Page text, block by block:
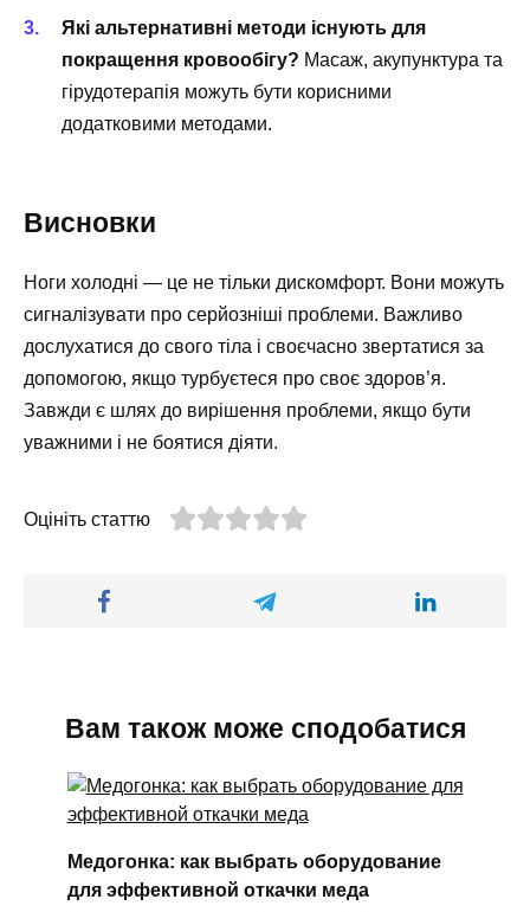
Які альтернативні методи існують для
покращення кровообігу? Масаж, акупунктура та
гірудотерапія можуть бути корисними
додатковими методами.
Висновки
Ноги холодні — це не тільки дискомфорт. Вони можуть
сигналізувати про серйозніші проблеми. Важливо
дослухатися до свого тіла і своєчасно звертатися за
допомогою, якщо турбуєтеся про своє здоров’я.
Завжди є шлях до вирішення проблеми, якщо бути
уважними і не боятися діяти.
Оцініть статтю
Вам також може сподобатися
Медогонка: как выбрать оборудование
для эффективной откачки меда